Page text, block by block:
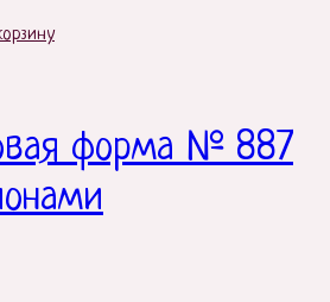
форма № 887